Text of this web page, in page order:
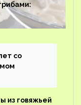
со
из говяжьей